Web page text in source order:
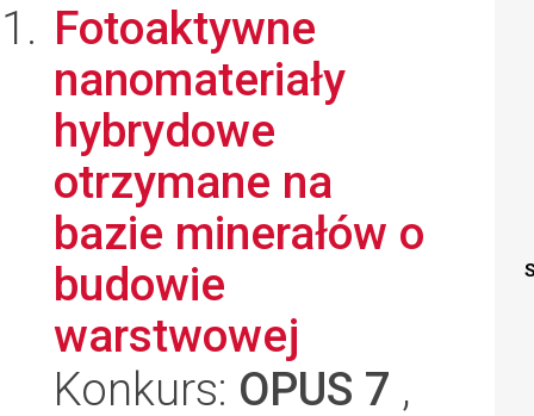
Fotoaktywne
nanomateriały
hybrydowe
otrzymane na
bazie minerałów o
budowie
warstwowej
Konkurs: OPUS 7 ,